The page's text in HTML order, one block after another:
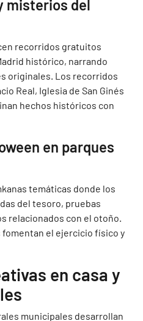
misterios del
recorridos gratuitos
histórico, narrando
originales. Los recorridos
Real, Iglesia de San Ginés
hechos históricos con
en parques
temáticas donde los
del tesoro, pruebas
relacionados con el otoño.
el ejercicio físico y
en casa y
municipales desarrollan